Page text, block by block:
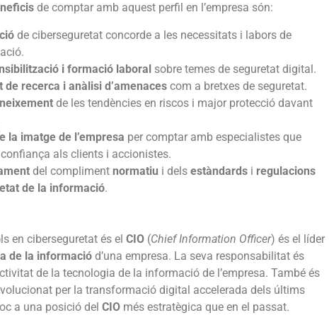
de comptar amb aquest perfil en l’empresa són:
de ciberseguretat concorde a les necessitats i labors de
i formació laboral sobre temes de seguretat digital.
de recerca i anàlisi d’amenaces com a bretxes de seguretat.
de les tendències en riscos i major protecció davant
la imatge de l’empresa per comptar amb especialistes que
als clients i accionistes.
del compliment normatiu i dels estàndards i regulacions
de la informació.
en ciberseguretat és el CIO (Chief Information Officer) és el líder
de la informació d’una empresa. La seva responsabilitat és
de la tecnologia de la informació de l’empresa. També és
per la transformació digital accelerada dels últims
a una posició del CIO més estratègica que en el passat.